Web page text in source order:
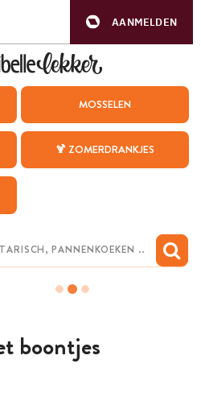
AANMELDEN
MOSSELEN
🍹 ZOMERDRANKJES
boontjes